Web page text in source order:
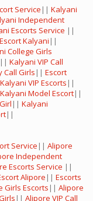
Service || Kalyani
Independent
Escorts Service ||
Escort Kalyani ||
College Girls
|| Kalyani VIP Call
Call Girls || Escort
Kalyani VIP Escorts ||
Kalyani Model Escort||
|| Kalyani
||
Service || Alipore
Independent
Escorts Service ||
Alipore || Escorts
Girls Escorts || Alipore
|| Alipore VIP Call